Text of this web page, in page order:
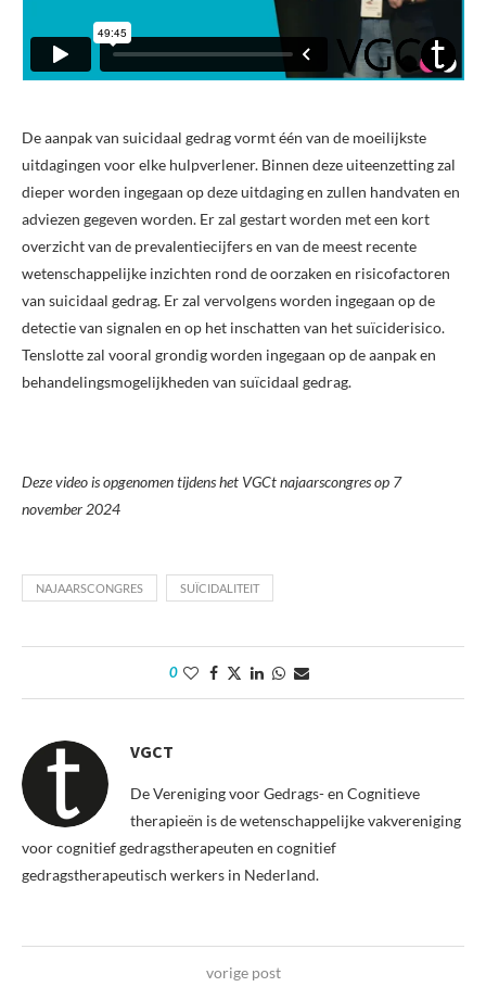
De aanpak van suicidaal gedrag vormt één van de moeilijkste
uitdagingen voor elke hulpverlener. Binnen deze uiteenzetting zal
dieper worden ingegaan op deze uitdaging en zullen handvaten en
adviezen gegeven worden. Er zal gestart worden met een kort
overzicht van de prevalentiecijfers en van de meest recente
wetenschappelijke inzichten rond de oorzaken en risicofactoren
van suicidaal gedrag. Er zal vervolgens worden ingegaan op de
detectie van signalen en op het inschatten van het suïciderisico.
Tenslotte zal vooral grondig worden ingegaan op de aanpak en
behandelingsmogelijkheden van suïcidaal gedrag.
Deze video is opgenomen tijdens het VGCt najaarscongres op 7
november 2024
NAJAARSCONGRES SUÏCIDALITEIT
0
VGCT
De Vereniging voor Gedrags- en Cognitieve
therapieën is de wetenschappelijke vakvereniging
voor cognitief gedragstherapeuten en cognitief
gedragstherapeutisch werkers in Nederland.
vorige post